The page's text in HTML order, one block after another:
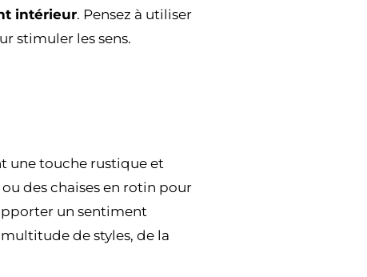
intérieur. Pensez à utiliser
stimuler les sens.
une touche rustique et
des chaises en rotin pour
un sentiment
de styles, de la